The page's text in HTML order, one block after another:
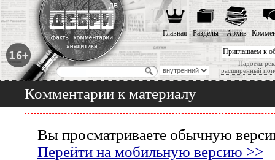
Приглашаем к
Надоела
расширенный
Главная Разделы Архив
Комментарии к материалу
Вы просматриваете обычную
Перейти на мобильную версию >>